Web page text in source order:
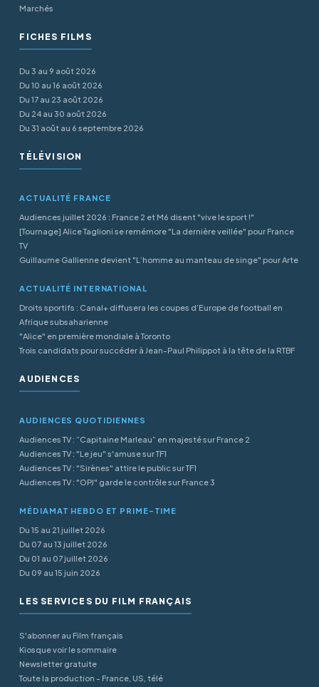
Marchés
FICHES FILMS
Du 3 au 9 août 2026
Du 10 au 16 août 2026
Du 17 au 23 août 2026
Du 24 au 30 août 2026
Du 31 août au 6 septembre 2026
TÉLÉVISION
ACTUALITÉ FRANCE
Audiences juillet 2026 : France 2 et M6 disent "vive le sport !"
[Tournage] Alice Taglioni se remémore "La dernière veillée" pour France
TV
Guillaume Gallienne devient "L’homme au manteau de singe" pour Arte
ACTUALITÉ INTERNATIONAL
Droits sportifs : Canal+ diffusera les coupes d’Europe de football en
Afrique subsaharienne
"Alice" en première mondiale à Toronto
Trois candidats pour succéder à Jean-Paul Philippot à la tête de la RTBF
AUDIENCES
AUDIENCES QUOTIDIENNES
Audiences TV : “Capitaine Marleau” en majesté sur France 2
Audiences TV : "Le jeu" s'amuse sur TF1
Audiences TV : "Sirènes" attire le public sur TF1
Audiences TV : "OPJ" garde le contrôle sur France 3
MÉDIAMAT HEBDO ET PRIME-TIME
Du 15 au 21 juillet 2026
Du 07 au 13 juillet 2026
Du 01 au 07 juillet 2026
Du 09 au 15 juin 2026
LES SERVICES DU FILM FRANÇAIS
S'abonner au Film français
Kiosque voir le sommaire
Newsletter gratuite
Toute la production - France, US, télé